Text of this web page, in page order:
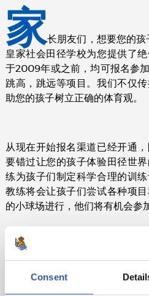
Consent
家长朋友们，想要您的
皇家社会田径学校为您提供了
于2009年或之前，均可报名参
跳高，跳远等项目。我们不仅
助您的孩子树立正确的体育观。
从现在开始报名渠道已经开通
要错过让您的孩子体验田径世
练为孩子们制定科学合理的训
教练将会让孩子们尝试各种项
的小球场进行，他们将有机会参